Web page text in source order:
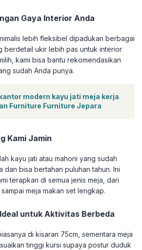
Gaya Interior Anda
lebih fleksibel dipadukan berbagai
berdetail ukir lebih pas untuk interior
kami bisa bantu rekomendasikan
sudah Anda punya.
modern kayu jati meja kerja
Furniture Furniture Jepara
Kami Jamin
kayu jati atau mahoni yang sudah
dan bisa bertahan puluhan tahun. Ini
terapkan di semua jenis meja, dari
meja makan set lengkap.
untuk Aktivitas Berbeda
di kisaran 75cm, sementara meja
tinggi kursi supaya postur duduk